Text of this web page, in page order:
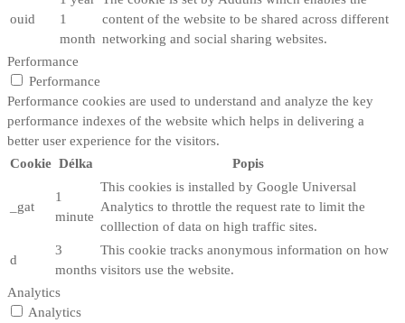
ouid
1
month
content of the website to be shared across different
networking and social sharing websites.
Performance
Performance
Performance cookies are used to understand and analyze the key
performance indexes of the website which helps in delivering a
better user experience for the visitors.
Cookie Délka Popis
_gat
1
minute
This cookies is installed by Google Universal
Analytics to throttle the request rate to limit the
colllection of data on high traffic sites.
d
3
months
This cookie tracks anonymous information on how
visitors use the website.
Analytics
Analytics